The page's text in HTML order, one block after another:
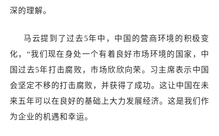
深的理解。
马云提到了过去5年中，中国的营商环境的积极变
化，“我们现在身处一个有着良好市场环境的国家，中
国过去5年打击腐败，市场欣欣向荣。习主席表示中国
会坚定不移的打击腐败，并获得了成功。这让中国在未
来五年可以在良好的基础上大力发展经济。这是我们作
为企业的机遇和幸运。